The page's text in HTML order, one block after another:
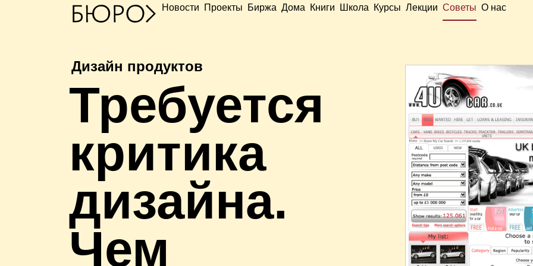
Новости Проекты Биржа Дома Книги Школа Курсы Лекции Советы О нас
Дизайн продуктов
Требуется
критика
дизайна.
Чем